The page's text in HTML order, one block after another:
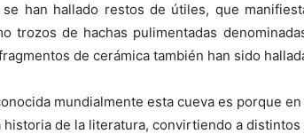
han hallado restos de útiles, que
trozos de hachas pulimentadas
de cerámica también han sido
mundialmente esta cueva es porque
de la literatura, convirtiendo a